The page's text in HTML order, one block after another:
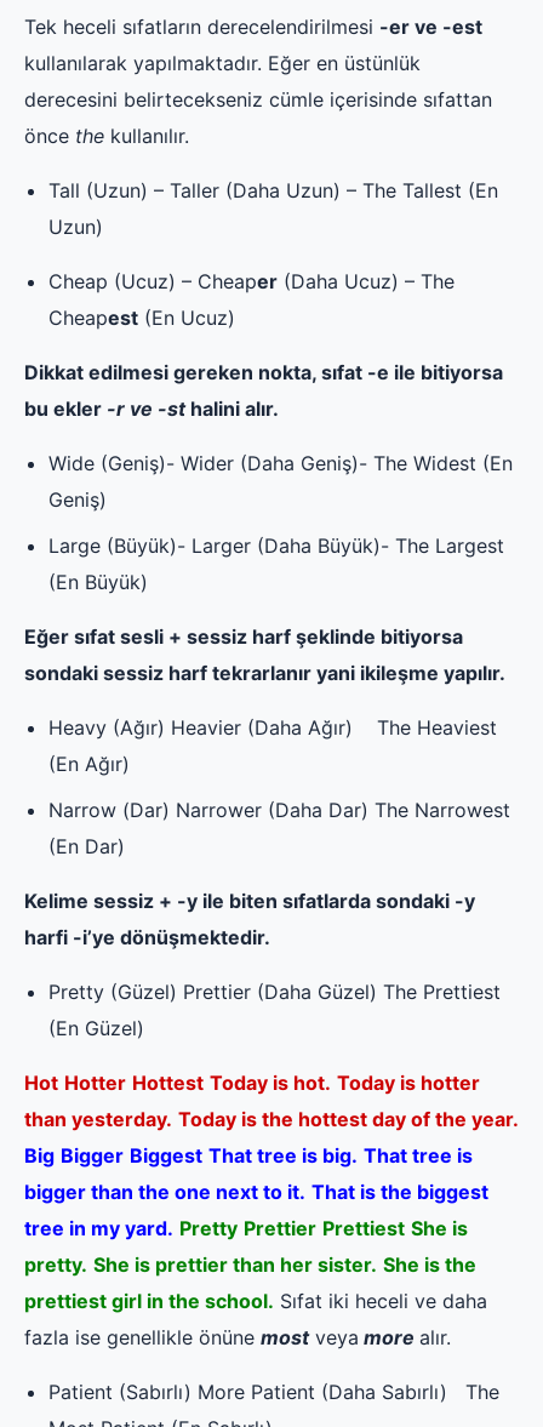
Tek heceli sıfatların derecelendirilmesi -er ve -est
kullanılarak yapılmaktadır. Eğer en üstünlük
derecesini belirtecekseniz cümle içerisinde sıfattan
önce the kullanılır.
Tall (Uzun) – Taller (Daha Uzun) – The Tallest (En
Uzun)
Cheap (Ucuz) – Cheaper (Daha Ucuz) – The
Cheapest (En Ucuz)
Dikkat edilmesi gereken nokta, sıfat -e ile bitiyorsa
bu ekler -r ve -sthalini alır.
Wide (Geniş)- Wider (Daha Geniş)- The Widest (En
Geniş)
Large (Büyük)- Larger (Daha Büyük)- The Largest
(En Büyük)
Eğer sıfat sesli + sessiz harf şeklinde bitiyorsa
sondaki sessiz harf tekrarlanır yani ikileşme yapılır.
Heavy (Ağır) Heavier (Daha Ağır) The Heaviest
(En Ağır)
Narrow (Dar) Narrower (Daha Dar) The Narrowest
(En Dar)
Kelime sessiz + -y ile biten sıfatlarda sondaki -y
harfi -i’ye dönüşmektedir.
Pretty (Güzel) Prettier (Daha Güzel) The Prettiest
(En Güzel)
Hot Hotter Hottest Today is hot. Today is hotter
than yesterday. Today is the hottest day of the year.
Big Bigger Biggest That tree is big. That tree is
bigger than the one next to it. That is the biggest
tree in my yard. Pretty Prettier Prettiest She is
pretty. She is prettier than her sister. She is the
prettiest girl in the school. Sıfat iki heceli ve daha
fazla ise genellikle önüne most veya more alır.
Patient (Sabırlı) More Patient (Daha Sabırlı) The